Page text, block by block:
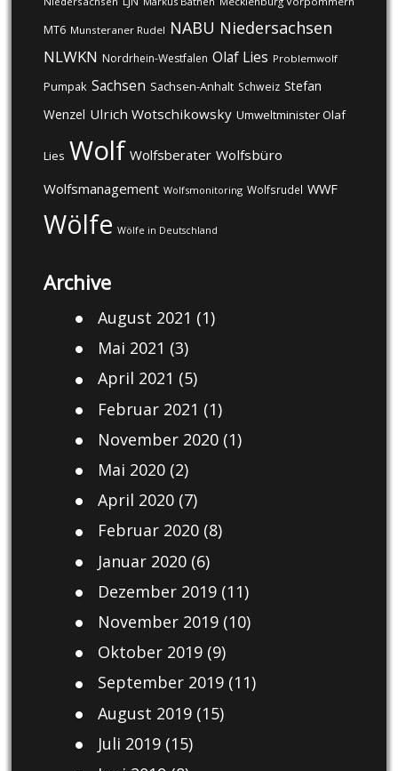
MT6 Munsteraner Rudel NABU Niedersachsen
NLWKN Nordrhein-Westfalen Olaf Lies Problemwolf
Pumpak Sachsen Sachsen-Anhalt Schweiz Stefan
Wenzel Ulrich Wotschikowsky Umweltminister Olaf
Lies Wolf Wolfsberater Wolfsbüro
Wolfsmanagement Wolfsmonitoring Wolfsrudel WWF
Wölfe Wölfe in Deutschland
Archive
August 2021 (1)
Mai 2021 (3)
April 2021 (5)
Februar 2021 (1)
November 2020(1)
Mai 2020(2)
April 2020(7)
Februar 2020(8)
Januar 2020(6)
Dezember 2019(11)
November 2019(10)
Oktober 2019(9)
September 2019(11)
August 2019(15)
Juli 2019(15)